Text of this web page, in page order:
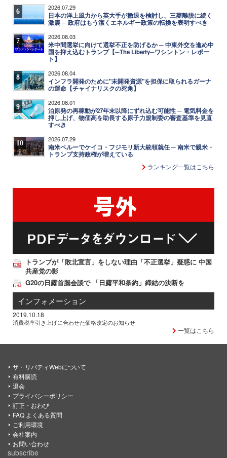
6 2026.07.29
日本の洋上風力から英大手が撤退を検討し、三菱離脱に続く
激震 ─ 政府はもう潔くエネルギー政策の転換を表明すべき
7 2026.08.03
米中間選挙に向けて選挙不正を防げるか ─ 中東外交を進め中
国を抑え込むトランプ【─The Liberty─ワシントン・レポー
ト】
8 2026.08.04
インフラ開発のために"未開発資源"を担保に取られるガーナ
の運命【チャイナリスクの死角】
9 2026.08.01
泊原発の再稼動が27年末以降にずれ込む可能性 ─ 電気料金を
押し上げ、物価高を助長する原子力規制委の審査基準を見直
すべき
10 2026.07.29
南米ペルーでケイコ・フジモリ新大統領就任 ─ 南米で親米・
トランプ支持政権が増えている
ランキング一覧はこちら
トランプが「敗北宣言」をしない理由「不正選挙」疑惑に 中国
共産党の影
G20の日露首脳会談で 「日露平和条約」締結の決断を
インフォメーション
2019.10.18
消費税率引き上げに合わせた価格改定のお知らせ
一覧はこちら
ザ・リバティWebについて
有料購読
退会
プライバシーポリシー
訂正・おわび
FAQ よくある質問
ご利用環境
会社案内
お問い合わせ
subscribe